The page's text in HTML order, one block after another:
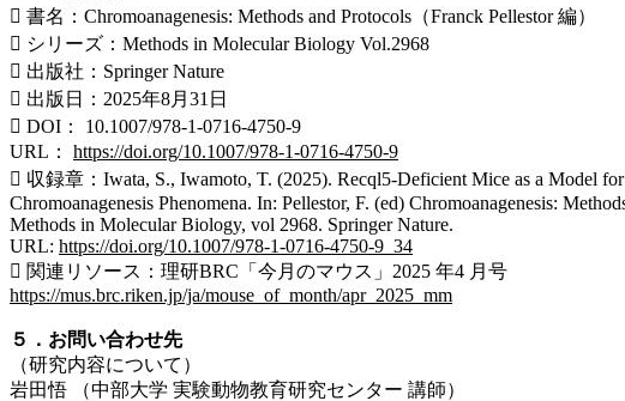
 書名：Chromoanagenesis: Methods and Protocols（Franck Pellestor 編）
 シリーズ：Methods in Molecular Biology Vol.2968
 出版社：Springer Nature
 出版日：2025年8月31日
 DOI： 10.1007/978-1-0716-4750-9
URL： https://doi.org/10.1007/978-1-0716-4750-9
 収録章：Iwata, S., Iwamoto, T. (2025). Recql5-Deficient Mice as a Model
Chromoanagenesis Phenomena. In: Pellestor, F. (ed) Chromoanagenesis:
Methods in Molecular Biology, vol 2968. Springer Nature.
URL: https://doi.org/10.1007/978-1-0716-4750-9_34
 関連リソース：理研BRC「今月のマウス」2025 年4 月号
https://mus.brc.riken.jp/ja/mouse_of_month/apr_2025_mm
５．お問い合わせ先
（研究内容について）
岩田悟 （中部大学 実験動物教育研究センター 講師）